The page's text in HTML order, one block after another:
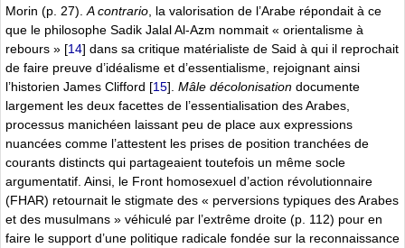
Morin (p. 27). A contrario , la valorisation de l’Arabe répondait à ce
que le philosophe Sadik Jalal Al-Azm nommait « orientalisme à
rebours » [14] dans sa critique matérialiste de Said à qui il reprochait
de faire preuve d’idéalisme et d’essentialisme, rejoignant ainsi
l’historien James Clifford [15] Mâle décolonisation documente
largement les deux facettes de l’essentialisation des Arabes,
processus manichéen laissant peu de place aux expressions
nuancées comme l’attestent les prises de position tranchées de
courants distincts qui partageaient toutefois un même socle
argumentatif. Ainsi, le Front homosexuel d’action révolutionnaire
(FHAR) retournait le stigmate des « perversions typiques des Arabes
et des musulmans » véhiculé par l’extrême droite (p. 112) pour en
faire le support d’une politique radicale fondée sur la reconnaissance